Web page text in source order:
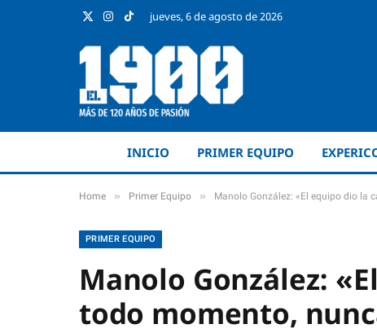
X
Instagram
TikTokjueves, 6 de agosto de 2026
INICIO PRIMER EQUIPO
Home » Primer Equipo » Manolo González: «El equipo dio la
PRIMER EQUIPO
Manolo González:
todo momento,